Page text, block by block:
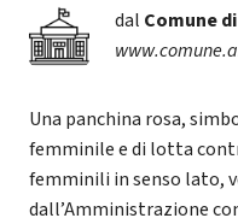
dal Comune
Una panchina rosa,
femminile e di lotta
femminili in senso lato,
dall’Amministrazione